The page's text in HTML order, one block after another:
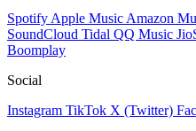
Spotify Apple Music Amazon
SoundCloud Tidal QQ Music
Boomplay
Social
Instagram TikTok X (Twitter)